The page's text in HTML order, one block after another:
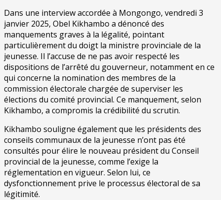
Dans une interview accordée à Mongongo, vendredi 3
janvier 2025, Obel Kikhambo a dénoncé des
manquements graves à la légalité, pointant
particulièrement du doigt la ministre provinciale de la
jeunesse. Il l’accuse de ne pas avoir respecté les
dispositions de l’arrêté du gouverneur, notamment en ce
qui concerne la nomination des membres de la
commission électorale chargée de superviser les
élections du comité provincial. Ce manquement, selon
Kikhambo, a compromis la crédibilité du scrutin.
Kikhambo souligne également que les présidents des
conseils communaux de la jeunesse n’ont pas été
consultés pour élire le nouveau président du Conseil
provincial de la jeunesse, comme l’exige la
réglementation en vigueur. Selon lui, ce
dysfonctionnement prive le processus électoral de sa
légitimité.